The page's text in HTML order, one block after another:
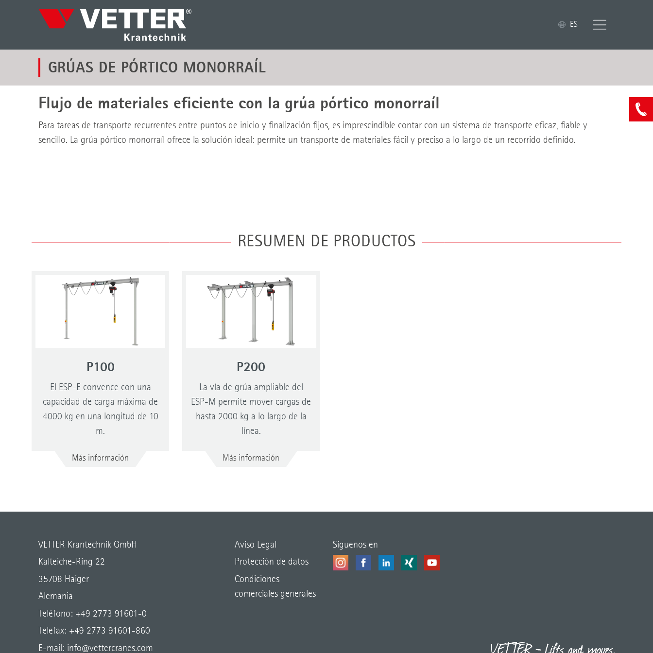
ES
GRÚAS DE PÓRTICO MONORRAÍL
Flujo de materiales eficiente con la grúa pórtico monorraíl
Para tareas de transporte recurrentes entre puntos de inicio y finalización fijos, es imprescindible contar con un sistema de transporte eficaz, fiable y
sencillo. La grúa pórtico monorraíl ofrece la solución ideal: permite un transporte de materiales fácil y preciso a lo largo de un recorrido definido.
RESUMEN DE PRODUCTOS
P100
El ESP-E convence con una
capacidad de carga máxima de
4000 kg en una longitud de 10
m.
Más información
P200
La vía de grúa ampliable del
ESP-M permite mover cargas de
hasta 2000 kg a lo largo de la
línea.
Más información
VETTER Krantechnik GmbH
Kalteiche-Ring 22
35708 Haiger
Alemania
Teléfono: +49 2773 91601-0
Telefax: +49 2773 91601-860
E-mail: info@vettercranes.com
Aviso Legal
Protección de datos
Condiciones
comerciales generales
Síguenos en